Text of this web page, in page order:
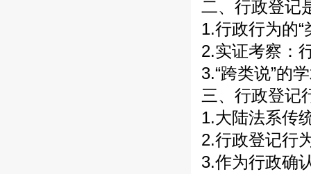
二、行政登记
1.行政行为的“
2.实证考察：
3.“跨类说”的
三、行政登记
1.大陆法系传
2.行政登记行
3.作为行政确